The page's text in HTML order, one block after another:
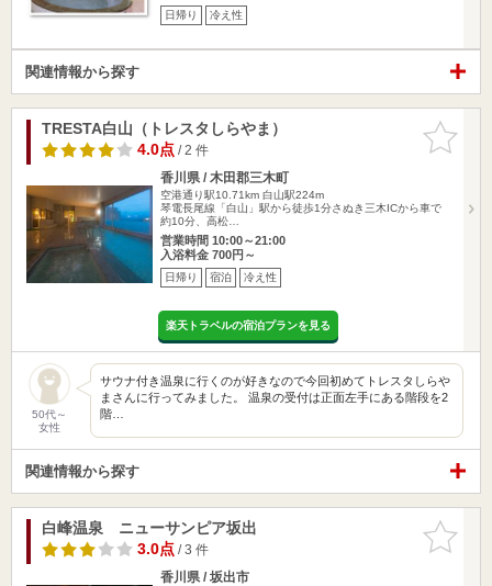
日帰り 冷え性
関連情報から探す
お気に入
りに追加
TRESTA白山（トレスタしらやま）
4.0点/ 2 件
香川県 / 木田郡三木町
空港通り駅10.71km 白山駅224m
琴電長尾線「白山」駅から徒歩1分さぬき三木ICから車で
約10分、高松…
営業時間 10:00～21:00
入浴料金 700円～
日帰り 宿泊 冷え性
楽天トラベルの宿泊プランを見る
50代～
女性
サウナ付き温泉に行くのが好きなので今回初めてトレスタしらや
まさんに行ってみました。 温泉の受付は正面左手にある階段を2
階…
関連情報から探す
お気に入
りに追加
白峰温泉 ニューサンピア坂出
3.0点/ 3 件
香川県 / 坂出市